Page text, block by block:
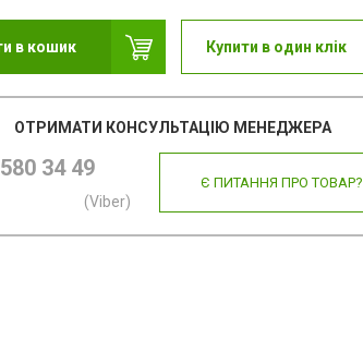
в кошик Купити в один клік
ОТРИМАТИ КОНСУЛЬТАЦІЮ МЕНЕДЖЕРА
34 49
(Viber)
Є ПИТАННЯ ПРО ТОВАР?